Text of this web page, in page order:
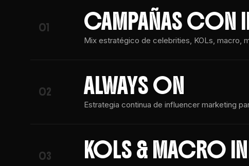
01 CAMPAÑAS CON
Mix estratégico de celebrities, KOLs, macro,
02 ALWAYS ON
Estrategia continua de influencer marketing
03 KOLS & MACRO